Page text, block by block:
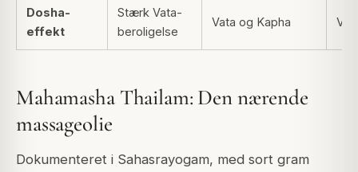
Dosha-
effekt
Stærk Vata-
beroligelse
Vata og Kapha
Mahamasha Thailam: Den nærende
massageolie
Dokumenteret i Sahasrayogam, med sort gram